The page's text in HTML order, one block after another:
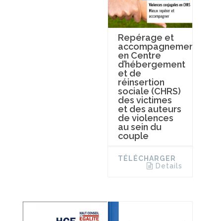
Repérage et
accompagnement
en Centre
d’hébergement
et de
réinsertion
sociale (CHRS)
des victimes
et des auteurs
de violences
au sein du
couple
TÉLÉCHARGER
Details